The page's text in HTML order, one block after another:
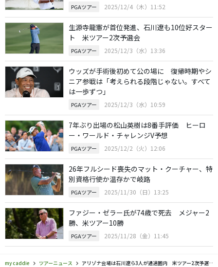
PGAツアー 2025/12/4（木）11:52
生源寺龍憲が首位発進、石川遼も10位好スター
ト 米ツアー2次予選会
PGAツアー 2025/12/3（水）13:36
ウッズが手術後初めて公の場に 復帰時期やシ
ニア参戦は「考えられる段階じゃない。すべて
は一歩ずつ」
PGAツアー 2025/12/3（水）10:59
7年ぶり出場の松山英樹は8番手評価 ヒーロ
ー・ワールド・チャレンジV予想
PGAツアー 2025/12/2（火）12:06
26年フルシード喪失のマット・クーチャー、特
別資格行使か温存かで岐路
PGAツアー 2025/11/30（日）13:25
ファジー・ゼラー氏が74歳で死去 メジャー2
勝、米ツアー10勝
PGAツアー 2025/11/28（金）11:45
my caddie ツアーニュース アリゾナ会場は石川遼ら3人が通過圏内 米ツアー2次予選会